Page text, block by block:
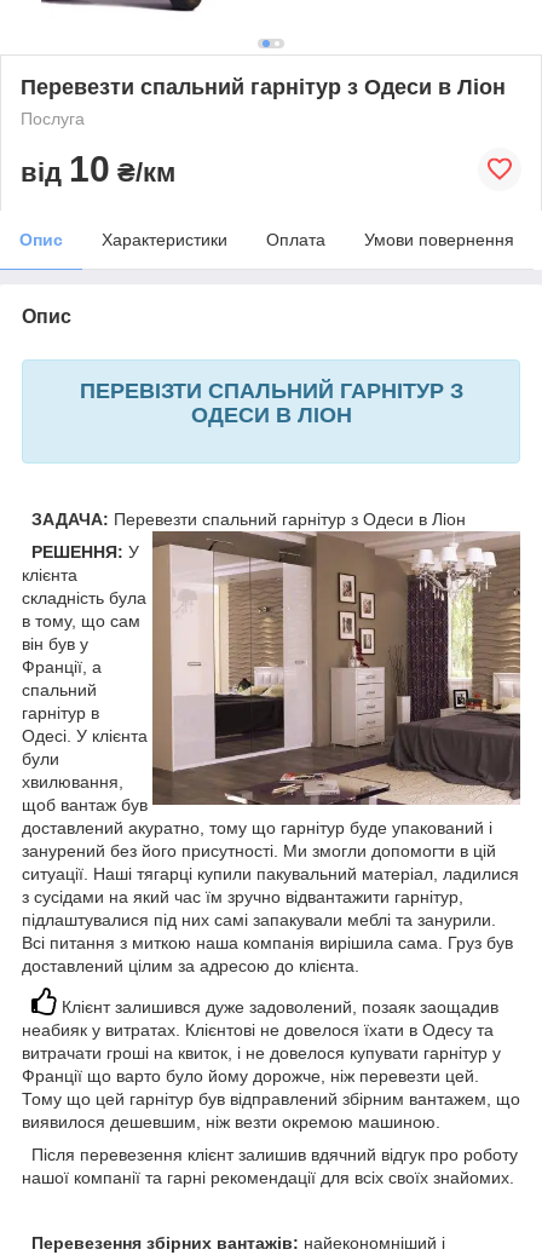
Перевезти спальний гарнітур з Одеси в Ліон
Послуга
від 10 ₴/км
Опис Характеристики Оплата Умови повернення
Опис
ПЕРЕВІЗТИ СПАЛЬНИЙ ГАРНІТУР З
ОДЕСИ В ЛІОН
ЗАДАЧА: Перевезти спальний гарнітур з Одеси в Ліон
РЕШЕННЯ: У
клієнта
складність була
в тому, що сам
він був у
Франції, а
спальний
гарнітур в
Одесі. У клієнта
були
хвилювання,
щоб вантаж був
доставлений акуратно, тому що гарнітур буде упакований і
занурений без його присутності. Ми змогли допомогти в цій
ситуації. Наші тягарці купили пакувальний матеріал, ладилися
з сусідами на який час їм зручно відвантажити гарнітур,
підлаштувалися під них самі запакували меблі та занурили.
Всі питання з миткою наша компанія вирішила сама. Груз був
доставлений цілим за адресою до клієнта.
Клієнт залишився дуже задоволений, позаяк заощадив
неабияк у витратах. Клієнтові не довелося їхати в Одесу та
витрачати гроші на квиток, і не довелося купувати гарнітур у
Франції що варто було йому дорожче, ніж перевезти цей.
Тому що цей гарнітур був відправлений збірним вантажем, що
виявилося дешевшим, ніж везти окремою машиною.
Після перевезення клієнт залишив вдячний відгук про роботу
нашої компанії та гарні рекомендації для всіх своїх знайомих.
Перевезення збірних вантажів: найекономніший і